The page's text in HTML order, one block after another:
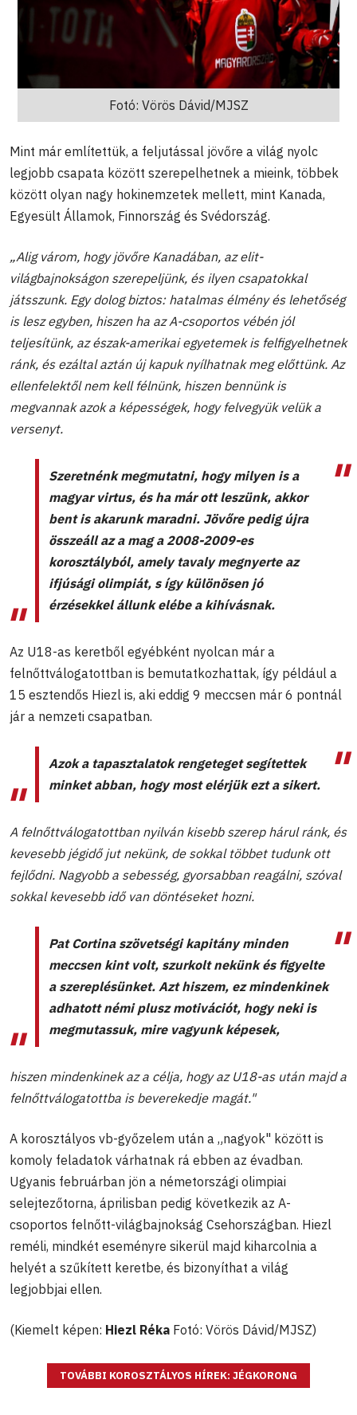
Fotó: Vörös Dávid/MJSZ
Mint már említettük, a feljutással jövőre a világ nyolc
legjobb csapata között szerepelhetnek a mieink, többek
között olyan nagy hokinemzetek mellett, mint Kanada,
Egyesült Államok, Finnország és Svédország.
„Alig várom, hogy jövőre Kanadában, az elit-
világbajnokságon szerepeljünk, és ilyen csapatokkal
játsszunk. Egy dolog biztos: hatalmas élmény és lehetőség
is lesz egyben, hiszen ha az A-csoportos vébén jól
teljesítünk, az észak-amerikai egyetemek is felfigyelhetnek
ránk, és ezáltal aztán új kapuk nyílhatnak meg előttünk. Az
ellenfelektől nem kell félnünk, hiszen bennünk is
megvannak azok a képességek, hogy felvegyük velük a
versenyt.
Szeretnénk megmutatni, hogy milyen is a
magyar virtus, és ha már ott leszünk, akkor
bent is akarunk maradni. Jövőre pedig újra
összeáll az a mag a 2008-2009-es
korosztályból, amely tavaly megnyerte az
ifjúsági olimpiát, s így különösen jó
érzésekkel állunk elébe a kihívásnak.
Az U18-as keretből egyébként nyolcan már a
felnőttválogatottban is bemutatkozhattak, így például a
15 esztendős Hiezl is, aki eddig 9 meccsen már 6 pontnál
jár a nemzeti csapatban.
Azok a tapasztalatok rengeteget segítettek
minket abban, hogy most elérjük ezt a sikert.
A felnőttválogatottban nyilván kisebb szerep hárul ránk, és
kevesebb jégidő jut nekünk, de sokkal többet tudunk ott
fejlődni. Nagyobb a sebesség, gyorsabban reagálni, szóval
sokkal kevesebb idő van döntéseket hozni.
Pat Cortina szövetségi kapitány minden
meccsen kint volt, szurkolt nekünk és figyelte
a szereplésünket. Azt hiszem, ez mindenkinek
adhatott némi plusz motivációt, hogy neki is
megmutassuk, mire vagyunk képesek,
hiszen mindenkinek az a célja, hogy az U18-as után majd a
felnőttválogatottba is beverekedje magát."
A korosztályos vb-győzelem után a „nagyok" között is
komoly feladatok várhatnak rá ebben az évadban.
Ugyanis februárban jön a németországi olimpiai
selejtezőtorna, áprilisban pedig következik az A-
csoportos felnőtt-világbajnokság Csehországban. Hiezl
reméli, mindkét eseményre sikerül majd kiharcolnia a
helyét a szűkített keretbe, és bizonyíthat a világ
legjobbjai ellen.
(Kiemelt képen: Hiezl Réka Fotó: Vörös Dávid/MJSZ)
TOVÁBBI KOROSZTÁLYOS HÍREK: JÉGKORONG